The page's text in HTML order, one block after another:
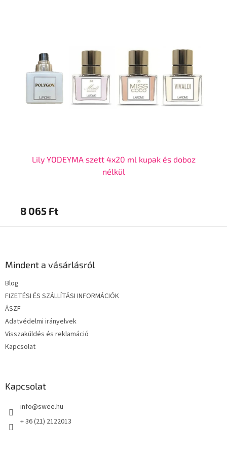
Lily YODEYMA szett 4x20 ml kupak és doboz
nélkül
8 065 Ft
Mindent a vásárlásról
Blog
FIZETÉSI ÉS SZÁLLÍTÁSI INFORMÁCIÓK
ÁSZF
Adatvédelmi irányelvek
Visszaküldés és reklamáció
Kapcsolat
Kapcsolat
info@swee.hu
+ 36 (21) 2122013